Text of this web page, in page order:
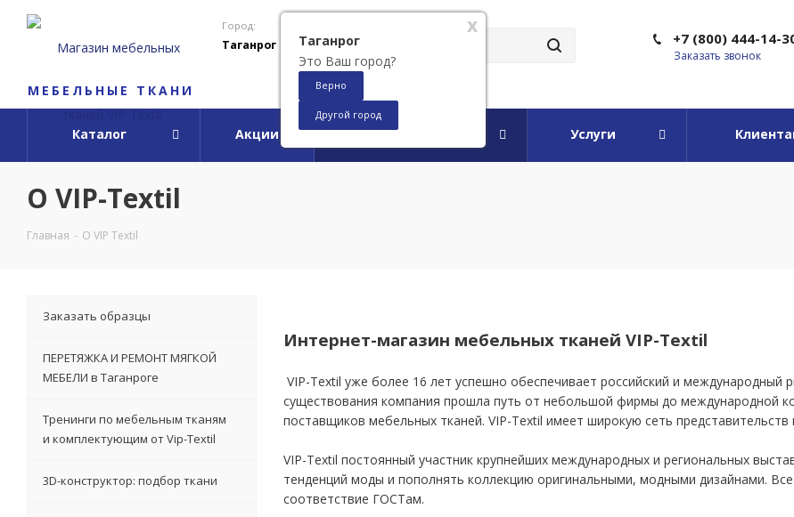
МЕБЕЛЬНЫЕ ТКАНИ
Город:
Таганрог +7 (800) 444-14-
Заказать звонок
Каталог Акции О компании Услуги
x
Таганрог
Это Ваш город?
Верно
Другой город
О VIP-Textil
Главная - О VIP Textil
Интернет-магазин мебельных тканей VIP-Textil
VIP-Textil уже более 16 лет успешно обеспечивает российский и
существования компания прошла путь от небольшой фирмы до международной
поставщиков мебельных тканей. VIP-Textil имеет широкую сеть представительств
VIP-Textil постоянный участник крупнейших международных и региональных
тенденций моды и пополнять коллекцию оригинальными, модными дизайнами.
соответствие ГОСТам.
Заказать образцы
ПЕРЕТЯЖКА И РЕМОНТ МЯГКОЙ
МЕБЕЛИ в Таганроге
Тренинги по мебельным тканям
и комплектующим от Vip-Textil
3D-конструктор: подбор ткани